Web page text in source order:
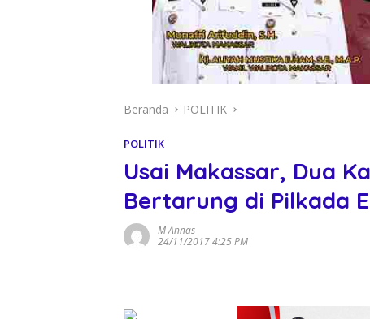
Beranda POLITIK
POLITIK
Usai Makassar, Dua
Bertarung di Pilkada
M Annas
24/11/2017 4:25 PM